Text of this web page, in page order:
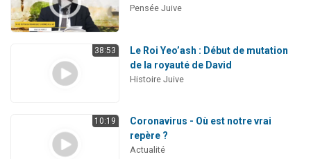
Pensée Juive
38:53
Le Roi Yeo’ash : Début de mutation
de la royauté de David
Histoire Juive
10:19
Coronavirus - Où est notre vrai
repère ?
Actualité